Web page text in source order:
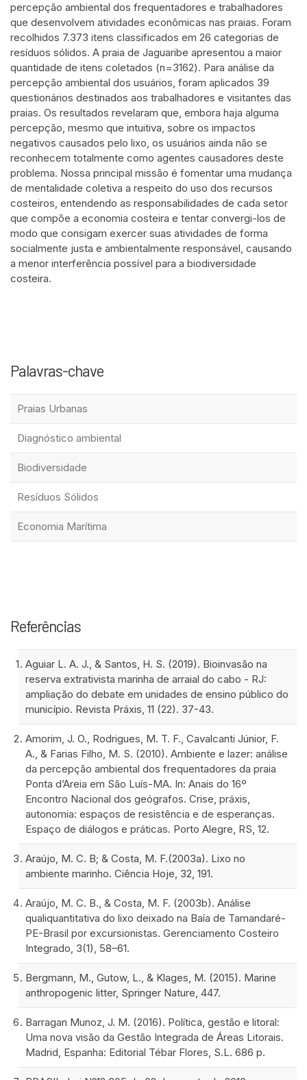
percepção ambiental dos frequentadores e trabalhadores
que desenvolvem atividades econômicas nas praias. Foram
recolhidos 7.373 itens classificados em 26 categorias de
resíduos sólidos. A praia de Jaguaribe apresentou a maior
quantidade de itens coletados (n=3162). Para análise da
percepção ambiental dos usuários, foram aplicados 39
questionários destinados aos trabalhadores e visitantes das
praias. Os resultados revelaram que, embora haja alguma
percepção, mesmo que intuitiva, sobre os impactos
negativos causados pelo lixo, os usuários ainda não se
reconhecem totalmente como agentes causadores deste
problema. Nossa principal missão é fomentar uma mudança
de mentalidade coletiva a respeito do uso dos recursos
costeiros, entendendo as responsabilidades de cada setor
que compõe a economia costeira e tentar convergi-los de
modo que consigam exercer suas atividades de forma
socialmente justa e ambientalmente responsável, causando
a menor interferência possível para a biodiversidade
costeira.
Palavras-chave
Praias Urbanas
Diagnóstico ambiental
Biodiversidade
Resíduos Sólidos
Economia Marítima
Referências
Aguiar L. A. J., & Santos, H. S. (2019). Bioinvasão na
reserva extrativista marinha de arraial do cabo - RJ:
ampliação do debate em unidades de ensino público do
município. Revista Práxis, 11 (22). 37-43.
Amorim, J. O., Rodrigues, M. T. F., Cavalcanti Júnior, F.
A., & Farias Filho, M. S. (2010). Ambiente e lazer: análise
da percepção ambiental dos frequentadores da praia
Ponta d’Areia em São Luís-MA. In: Anais do 16º
Encontro Nacional dos geógrafos. Crise, práxis,
autonomia: espaços de resistência e de esperanças.
Espaço de diálogos e práticas. Porto Alegre, RS, 12.
Araújo, M. C. B; & Costa, M. F.(2003a). Lixo no
ambiente marinho. Ciência Hoje, 32, 191.
Araújo, M. C. B., & Costa, M. F. (2003b). Análise
qualiquantitativa do lixo deixado na Baía de Tamandaré-
PE-Brasil por excursionistas. Gerenciamento Costeiro
Integrado, 3(1), 58–61.
Bergmann, M., Gutow, L., & Klages, M. (2015). Marine
anthropogenic litter, Springer Nature, 447.
Barragan Munoz, J. M. (2016). Política, gestão e litoral:
Uma nova visão da Gestão Integrada de Áreas Litorais.
Madrid, Espanha: Editorial Tébar Flores, S.L. 686 p.